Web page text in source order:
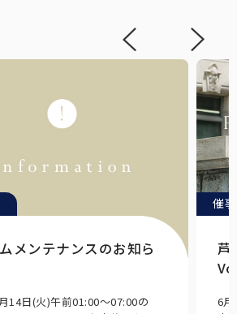
メンテナンスのお知ら
14日(火)午前01:00～07:00の
催
芦
6